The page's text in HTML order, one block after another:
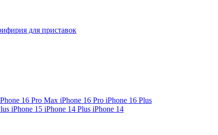
для приставок
16 Pro Max iPhone 16 Pro iPhone 16 Plus
iPhone 15 iPhone 14 Plus iPhone 14